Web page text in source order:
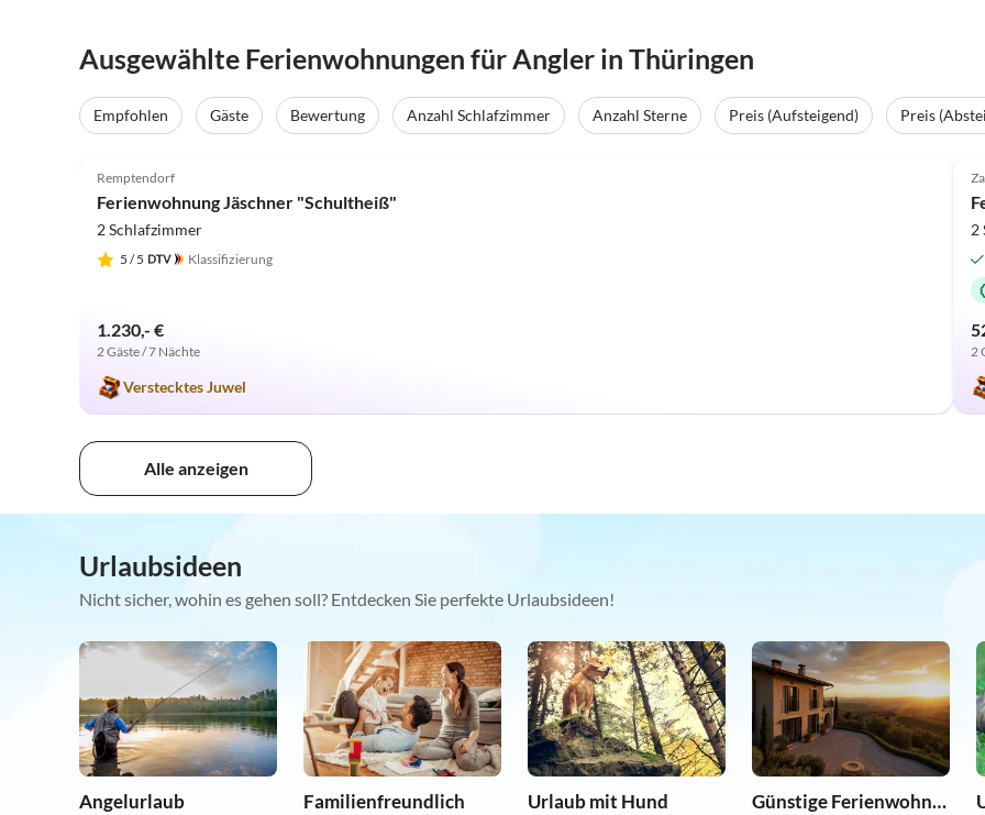
Ausgewählte Ferienwohnungen für Angler in Thüringen
Empfohlen Gäste Bewertung Anzahl Schlafzimmer Anzahl Sterne Preis (Aufsteigend) Preis
Remptendorf
Ferienwohnung Jäschner "Schultheiß"
2 Schlafzimmer
5 / 5 Klassifizierung
1.230,- €
2 Gäste / 7 Nächte
Verstecktes Juwel
2
2
Alle anzeigen
Urlaubsideen
Nicht sicher, wohin es gehen soll? Entdecken Sie perfekte Urlaubsideen!
Angelurlaub Familienfreundlich Urlaub mit Hund Günstige Ferienwohnungen